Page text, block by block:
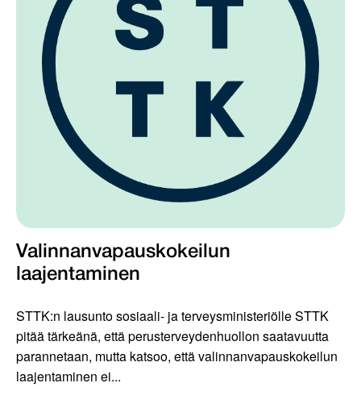
Valinnanvapauskokeilun
laajentaminen
STTK:n lausunto sosiaali- ja terveysministeriölle STTK
pitää tärkeänä, että perusterveydenhuollon saatavuutta
parannetaan, mutta katsoo, että valinnanvapauskokeilun
laajentaminen ei...